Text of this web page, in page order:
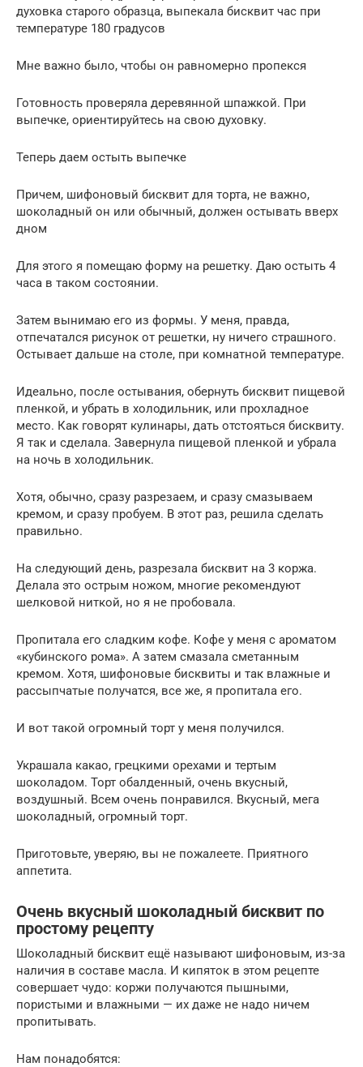
духовка старого образца, выпекала бисквит час при
температуре 180 градусов
Мне важно было, чтобы он равномерно пропекся
Готовность проверяла деревянной шпажкой. При
выпечке, ориентируйтесь на свою духовку.
Теперь даем остыть выпечке
Причем, шифоновый бисквит для торта, не важно,
шоколадный он или обычный, должен остывать вверх
дном
Для этого я помещаю форму на решетку. Даю остыть 4
часа в таком состоянии.
Затем вынимаю его из формы. У меня, правда,
отпечатался рисунок от решетки, ну ничего страшного.
Остывает дальше на столе, при комнатной температуре.
Идеально, после остывания, обернуть бисквит пищевой
пленкой, и убрать в холодильник, или прохладное
место. Как говорят кулинары, дать отстояться бисквиту.
Я так и сделала. Завернула пищевой пленкой и убрала
на ночь в холодильник.
Хотя, обычно, сразу разрезаем, и сразу смазываем
кремом, и сразу пробуем. В этот раз, решила сделать
правильно.
На следующий день, разрезала бисквит на 3 коржа.
Делала это острым ножом, многие рекомендуют
шелковой ниткой, но я не пробовала.
Пропитала его сладким кофе. Кофе у меня с ароматом
«кубинского рома». А затем смазала сметанным
кремом. Хотя, шифоновые бисквиты и так влажные и
рассыпчатые получатся, все же, я пропитала его.
И вот такой огромный торт у меня получился.
Украшала какао, грецкими орехами и тертым
шоколадом. Торт обалденный, очень вкусный,
воздушный. Всем очень понравился. Вкусный, мега
шоколадный, огромный торт.
Приготовьте, уверяю, вы не пожалеете. Приятного
аппетита.
Очень вкусный шоколадный бисквит по
простому рецепту
Шоколадный бисквит ещё называют шифоновым, из-за
наличия в составе масла. И кипяток в этом рецепте
совершает чудо: коржи получаются пышными,
пористыми и влажными — их даже не надо ничем
пропитывать.
Нам понадобятся: